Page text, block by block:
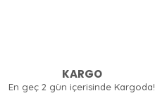
KARGO
En geç 2 gün içerisinde Kargoda!